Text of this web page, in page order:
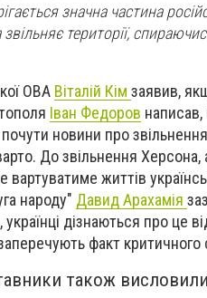
значна частина
території,
ОВА Віталій Кім заявив,
Іван Федоров написав,
новини про звільнення
До звільнення
вартуватиме життів
народу" Давид Арахамія
українці дізнаються про це
факт критичного
також